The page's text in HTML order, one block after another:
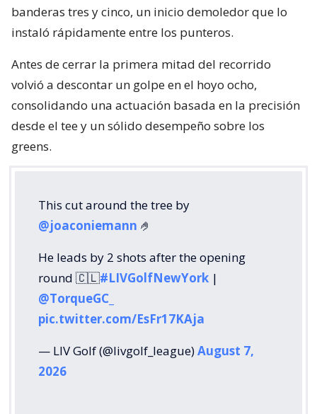
banderas tres y cinco, un inicio demoledor que lo
instaló rápidamente entre los punteros.
Antes de cerrar la primera mitad del recorrido
volvió a descontar un golpe en el hoyo ocho,
consolidando una actuación basada en la precisión
desde el tee y un sólido desempeño sobre los
greens.
This cut around the tree by
@joaconiemann 🤌
He leads by 2 shots after the opening
round 🇨🇱#LIVGolfNewYork |
@TorqueGC_
pic.twitter.com/EsFr17KAja
— LIV Golf (@livgolf_league)August 7,
2026